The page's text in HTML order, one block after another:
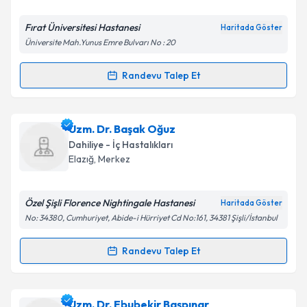
Kişisel verilerimin işlenmesine ilişkin
Metni'ni okudum ve kişisel verilerimin belirtilen
Takvim Talebini Gönder
Fırat Üniversitesi Hastanesi Haritada Göster
Üniversite Mah.Yunus Emre Bulvarı No : 20
Randevu Talep Et
Randevu Takvimi Talebi
Uzm. Dr. Esra Suay Polatiçin randevu takvimi talebi
oluşturun. Size bu uzmandan randevu almanız için bir
takvim hazırlandığında e-posta ile bilgilendireceğiz.
Kişisel verilerimin işlenmesine ilişkin
Metni'ni okudum ve kişisel verilerimin belirtilen
Uzm. Dr. Başak Oğuz
Dahiliye - İç Hastalıkları
Elazığ, Merkez
Özel Şişli Florence Nightingale Hastanesi Haritada Göster
No: 34380, Cumhuriyet, Abide-i Hürriyet Cd No:161, 34381 Şişli/İstanbul
Randevu Talep Et
Randevu Takvimi Talebi
Uzm. Dr. Başak Oğuziçin randevu takvimi talebi
Uzm. Dr. Ebubekir Başpınar